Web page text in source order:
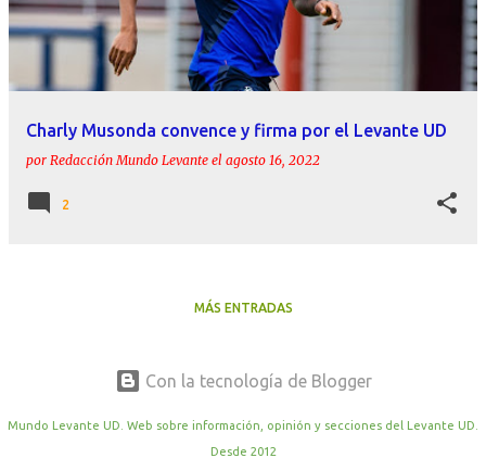
Charly Musonda convence y firma por el Levante UD
por Redacción Mundo Levante el agosto 16, 2022
2
MÁS ENTRADAS
Con la tecnología de Blogger
Mundo Levante UD. Web sobre información, opinión y secciones del Levante UD.
Desde 2012